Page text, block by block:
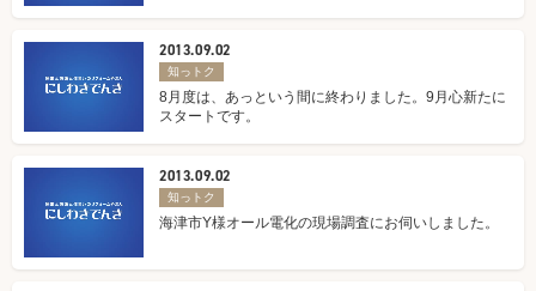
2013.09.02
知っトク
8月度は、あっという間に終わりました。9月心新たに
スタートです。
2013.09.02
知っトク
海津市Y様オール電化の現場調査にお伺いしました。